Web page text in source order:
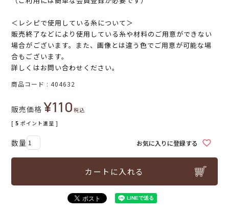
＜レシピで使用している糸について＞
販売終了などにより使用している糸や材料のご用意ができない
場合がございます。また、画像とは違う色でご用意が可能な場
合もございます。
詳しくはお問い合わせください。
商品コード 404632
販売価格 ¥110税込
[ 5 ポイント進呈 ]
お気に入りに登録する
カートに入れる